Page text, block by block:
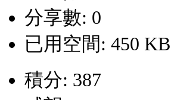
分享數: 0
已用空間: 450 KB
積分: 387